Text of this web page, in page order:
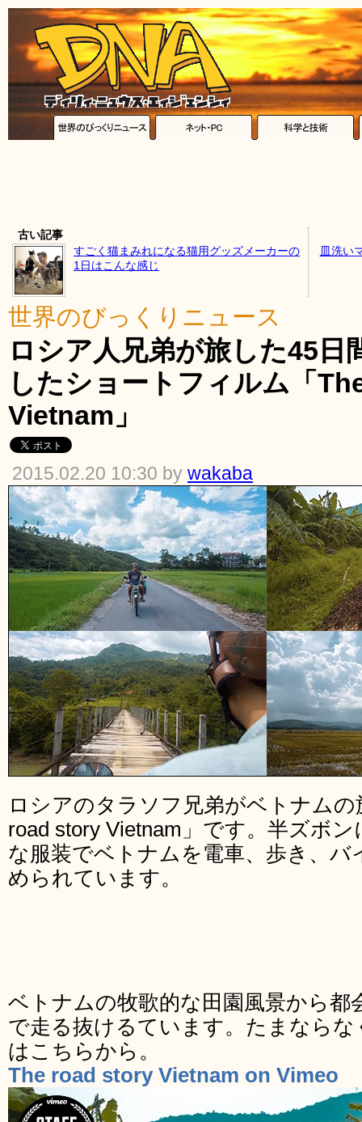
古い記事
すごく猫まみれになる猫用グッズメーカーの
1日はこんな感じ
皿洗い
世界のびっくりニュース
ロシア人兄弟が旅した45日
したショートフィルム「
Vietnam」
2015.02.20 10:30 by wakaba
ロシアのタラソフ兄弟がベトナム
road story Vietnam」です。半ズボ
な服装でベトナムを電車、歩き、バ
められています。
ベトナムの牧歌的な田園風景から都
で走る抜けるています。たまなら
はこちらから。
The road story Vietnam on Vimeo